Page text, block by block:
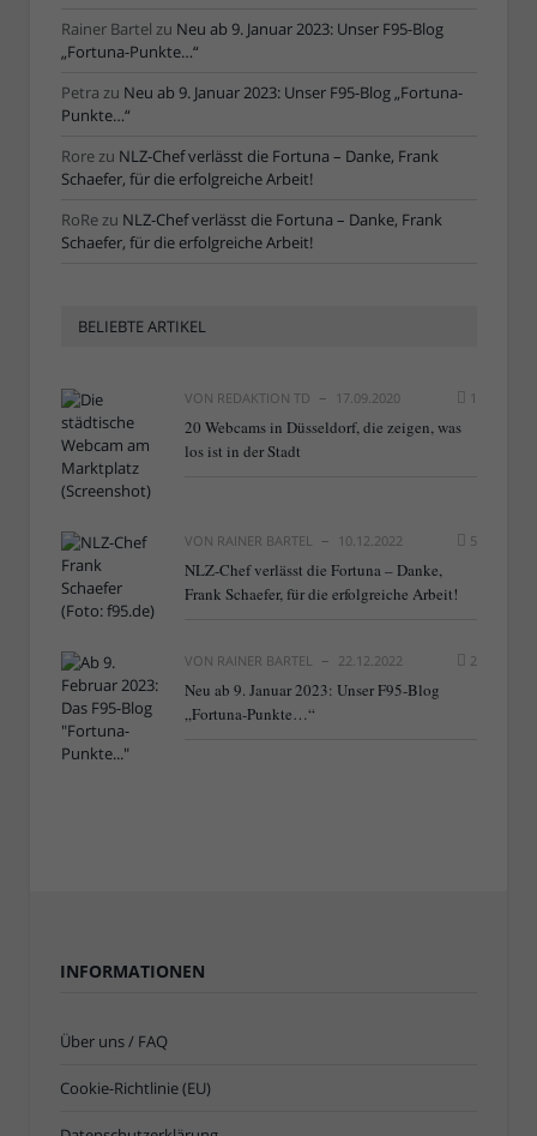
Rainer Bartel zu Neu ab 9. Januar 2023: Unser F95-Blog
„Fortuna-Punkte…“
Petra zu Neu ab 9. Januar 2023: Unser F95-Blog „Fortuna-
Punkte…“
Rore zu NLZ-Chef verlässt die Fortuna – Danke, Frank
Schaefer, für die erfolgreiche Arbeit!
RoRe zu NLZ-Chef verlässt die Fortuna – Danke, Frank
Schaefer, für die erfolgreiche Arbeit!
BELIEBTE ARTIKEL
VON REDAKTION TD 17.09.2020 1
20 Webcams in Düsseldorf, die zeigen, was
los ist in der Stadt
VON RAINER BARTEL 10.12.2022 5
NLZ-Chef verlässt die Fortuna – Danke,
Frank Schaefer, für die erfolgreiche Arbeit!
VON RAINER BARTEL 22.12.2022 2
Neu ab 9. Januar 2023: Unser F95-Blog
„Fortuna-Punkte…“
INFORMATIONEN
Über uns / FAQ
Cookie-Richtlinie (EU)